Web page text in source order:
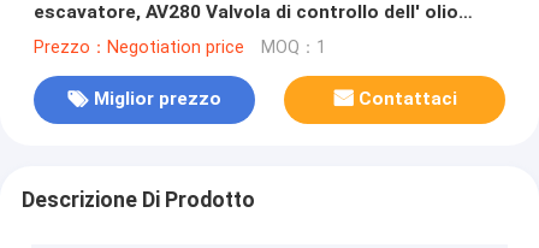
escavatore, AV280 Valvola di controllo dell' olio
Hyundai
Prezzo：Negotiation price MOQ：1
Miglior prezzo Contattaci
Descrizione Di Prodotto